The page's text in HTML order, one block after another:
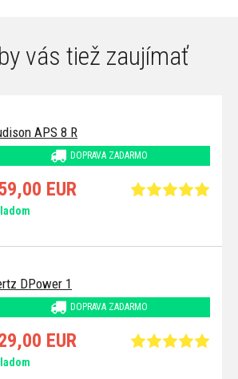
vás tiež zaujímať
APS 8 R
DOPRAVA ZADARMO
EUR
DPower 1
DOPRAVA ZADARMO
EUR